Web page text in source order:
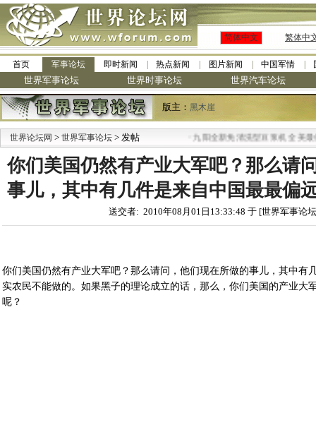
简体中文 繁体中
首页 军事论坛 即时新闻 热点新闻 图片新闻 中国军情
世界军事论坛 世界时事论坛 世界汽车论坛
版主： 黑木崖
世界论坛网 > 世界军事论坛 > 发帖 九阳全新免清洗型豆浆机 全美最低
你们美国仍然有产业大军吧？那么请
事儿，其中有几件是来自中国最最偏
送交者: 2010年08月01日13:33:48 于 [世界军事论
你们美国仍然有产业大军吧？那么请问，他们现在所做的事儿，其中有
实农民不能做的。如果黑子的理论成立的话，那么，你们美国的产业大
呢？